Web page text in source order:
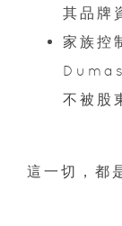
其品牌
家族控
不被股
這一切，都